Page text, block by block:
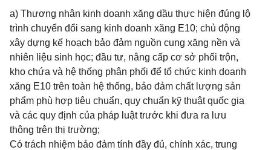
a) Thương nhân kinh doanh xăng dầu thực hiện đúng lộ
trình chuyển đổi sang kinh doanh xăng E10; chủ động
xây dựng kế hoạch bảo đảm nguồn cung xăng nền và
nhiên liệu sinh học; đầu tư, nâng cấp cơ sở phối trộn,
kho chứa và hệ thống phân phối để tổ chức kinh doanh
xăng E10 trên toàn hệ thống, bảo đảm chất lượng sản
phẩm phù hợp tiêu chuẩn, quy chuẩn kỹ thuật quốc gia
và các quy định của pháp luật trước khi đưa ra lưu
thông trên thị trường;
Có trách nhiệm bảo đảm tính đầy đủ, chính xác, trung